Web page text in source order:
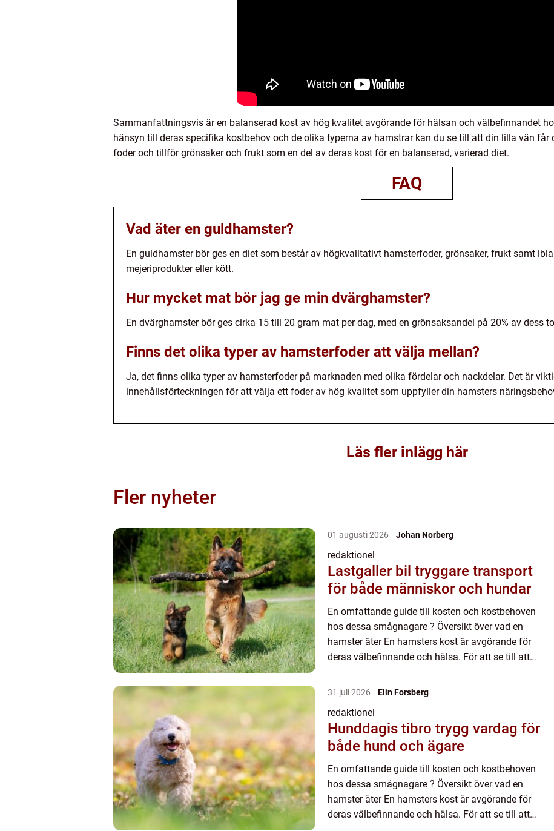
Sammanfattningsvis är en balanserad kost av hög kvalitet avgörande för hälsan och välbefinnandet
hänsyn till deras specifika kostbehov och de olika typerna av hamstrar kan du se till att din lilla vän får
foder och tillför grönsaker och frukt som en del av deras kost för en balanserad, varierad diet.
FAQ
Vad äter en guldhamster?
En guldhamster bör ges en diet som består av högkvalitativt hamsterfoder, grönsaker, frukt samt
mejeriprodukter eller kött.
Hur mycket mat bör jag ge min dvärghamster?
En dvärghamster bör ges cirka 15 till 20 gram mat per dag, med en grönsaksandel på 20% av dess
Finns det olika typer av hamsterfoder att välja mellan?
Ja, det finns olika typer av hamsterfoder på marknaden med olika fördelar och nackdelar. Det är
innehållsförteckningen för att välja ett foder av hög kvalitet som uppfyller din hamsters
Läs fler inlägg här
Fler nyheter
01 augusti 2026 Johan Norberg
redaktionel
Lastgaller bil tryggare transport
för både människor och hundar
En omfattande guide till kosten och kostbehoven
hos dessa smågnagare ? Översikt över vad en
hamster äter En hamsters kost är avgörande för
deras välbefinnande och hälsa. För att se till att
viktigt ...
31 juli 2026 Elin Forsberg
redaktionel
Hunddagis tibro trygg vardag för
både hund och ägare
En omfattande guide till kosten och kostbehoven
hos dessa smågnagare ? Översikt över vad en
hamster äter En hamsters kost är avgörande för
deras välbefinnande och hälsa. För att se till att